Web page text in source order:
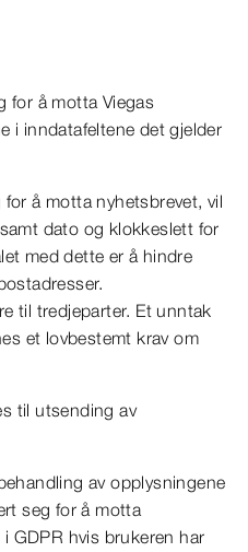
for å motta Viegas
i inndatafeltene det gjelder
å motta nyhetsbrevet, vil
dato og klokkeslett for
med dette er å hindre
til tredjeparter. Et unntak
et lovbestemt krav om
til utsending av
av opplysningene
seg for å motta
GDPR hvis brukeren har